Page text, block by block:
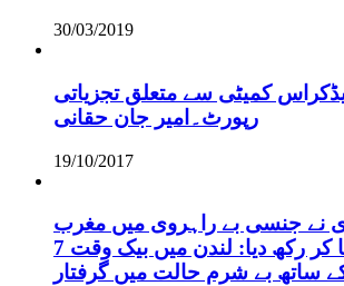
30/03/2019
کمیٹی سے متعلق تجزیاتی
رپورٹ۔امیر جان حقانی
19/10/2017
نے جنسی بے راہروی میں مغرب
کو بھی شرما کر رکھ دیا: لندن میں بیک وقت 7
ساتھ بے شرم حالت میں گرفتار